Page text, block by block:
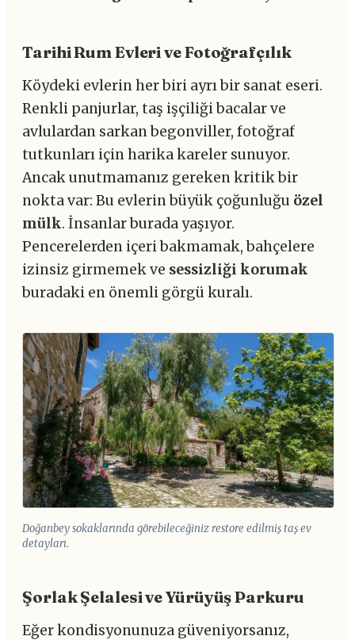
Tarihi Rum Evleri ve Fotoğrafçılık
Köydeki evlerin her biri ayrı bir sanat eseri.
Renkli panjurlar, taş işçiliği bacalar ve
avlulardan sarkan begonviller, fotoğraf
tutkunları için harika kareler sunuyor.
Ancak unutmamanız gereken kritik bir
nokta var: Bu evlerin büyük çoğunluğu özel
mülk. İnsanlar burada yaşıyor.
Pencerelerden içeri bakmamak, bahçelere
izinsiz girmemek ve sessizliği korumak
buradaki en önemli görgü kuralı.
Doğanbey sokaklarında görebileceğiniz restore edilmiş taş ev
detayları.
Şorlak Şelalesi ve Yürüyüş Parkuru
Eğer kondisyonunuza güveniyorsanız,